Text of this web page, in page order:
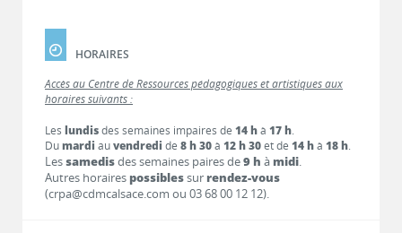
HORAIRES
Accès au Centre de Ressources pédagogiques et artistiques aux
horaires suivants :
Les lundisdes semaines impaires de 14 hà 17 h.
Dumardi auvendredi de 8 h 30à 12 h 30et de 14 hà 18 h.
Lessamedisdes semaines paires de9 h à midi.
Autres horaires possiblessur rendez-vous
(crpa@cdmcalsace.com ou 03 68 00 12 12).